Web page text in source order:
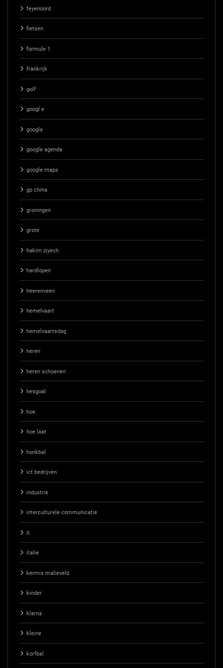
feyenoord
fietsen
formule 1
frankrijk
golf
googl e
google
google agenda
google maps
gp china
groningen
grote
hakim ziyech
hardlopen
heerenveen
hemelvaart
hemelvaartsdag
heren
heren schoenen
hesgoal
hoe
hoe laat
honkbal
ict bedrijven
industrie
interculturele communicatie
it
italie
kermis malieveld
kinder
klarna
kleine
korfbal